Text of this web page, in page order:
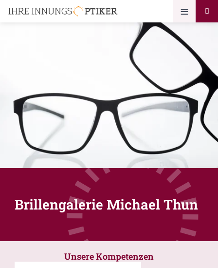
Brillengalerie Michael Thun
Unsere Kompetenzen